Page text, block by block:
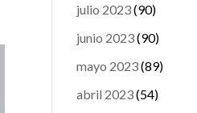
julio 2023(90)
junio 2023(90)
mayo 2023(89)
abril 2023(54)